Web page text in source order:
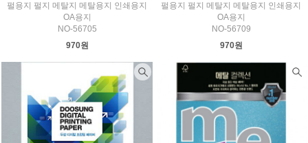
펄용지 펄지 메탈지 메탈용지 인쇄용지
OA용지
NO-56705
970원
펄용지 펄지 메탈지 메탈용지 인쇄용지
OA용지
NO-56709
970원